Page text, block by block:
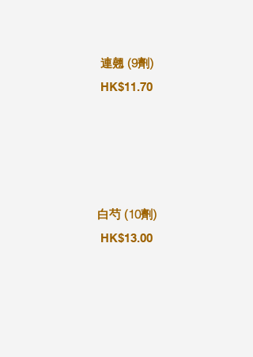
連翹 (9劑)
HK$11.70
白芍 (10劑)
HK$13.00